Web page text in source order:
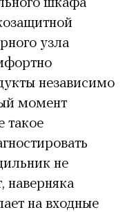
шкафа
узла
независимо
момент
такое
не
наверняка
на входные